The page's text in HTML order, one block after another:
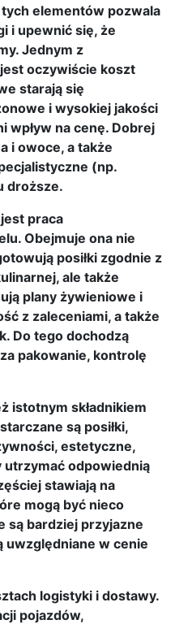
elementów pozwala
i upewnić się, że
Jednym z
oczywiście koszt
starają się
i wysokiej jakości
wpływ na cenę. Dobrej
i owoce, a także
(np.
droższe.
praca
Obejmuje ona nie
posiłki zgodnie z
ale także
plany żywieniowe i
z zaleceniami, a także
Do tego dochodzą
pakowanie, kontrolę
istotnym składnikiem
są posiłki,
estetyczne,
odpowiednią
stawiają na
mogą być nieco
są bardziej przyjazne
uwzględniane w cenie
logistyki i dostawy.
pojazdów,